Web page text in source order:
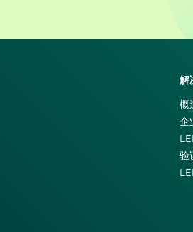
解
概
企
验